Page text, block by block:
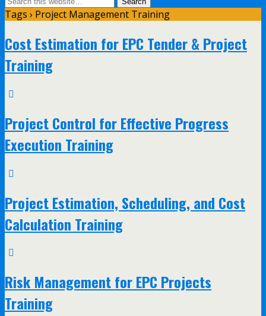
Tags › Project Management Training
Cost Estimation for EPC Tender & Project
Training
Project Control for Effective Progress
Execution Training
Project Estimation, Scheduling, and Cost
Calculation Training
Risk Management for EPC Projects
Training